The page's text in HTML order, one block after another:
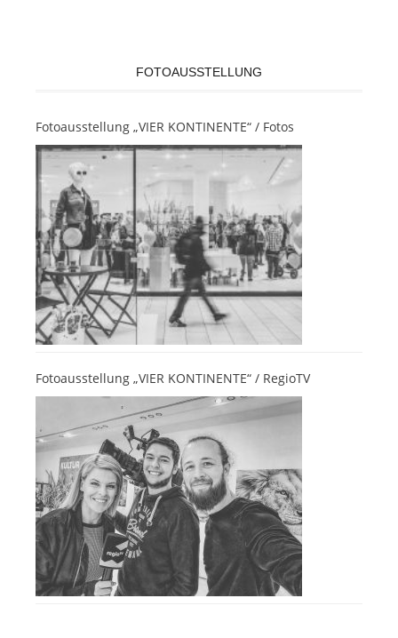
FOTOAUSSTELLUNG
Fotoausstellung „VIER KONTINENTE“ / Fotos
Fotoausstellung „VIER KONTINENTE“ / RegioTV